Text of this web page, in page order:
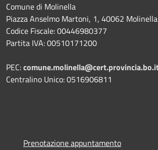
Comune di Molinella
Piazza Anselmo Martoni, 1, 40062
Codice Fiscale: 00446980377
Partita IVA: 00510171200
PEC:
Centralino Unico: 0516906811
Prenotazione appuntamento